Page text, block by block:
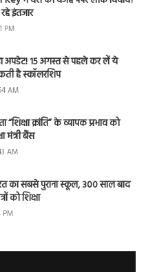
इंतजार
PM
अपडेट! 15 अगस्त से पहले कर लें ये
है स्कॉलरशिप
AM
“शिक्षा क्रांति” के व्यापक प्रभाव को
मंत्री बैंस
AM
का सबसे पुराना स्कूल, 300 साल बाद
को शिक्षा
PM